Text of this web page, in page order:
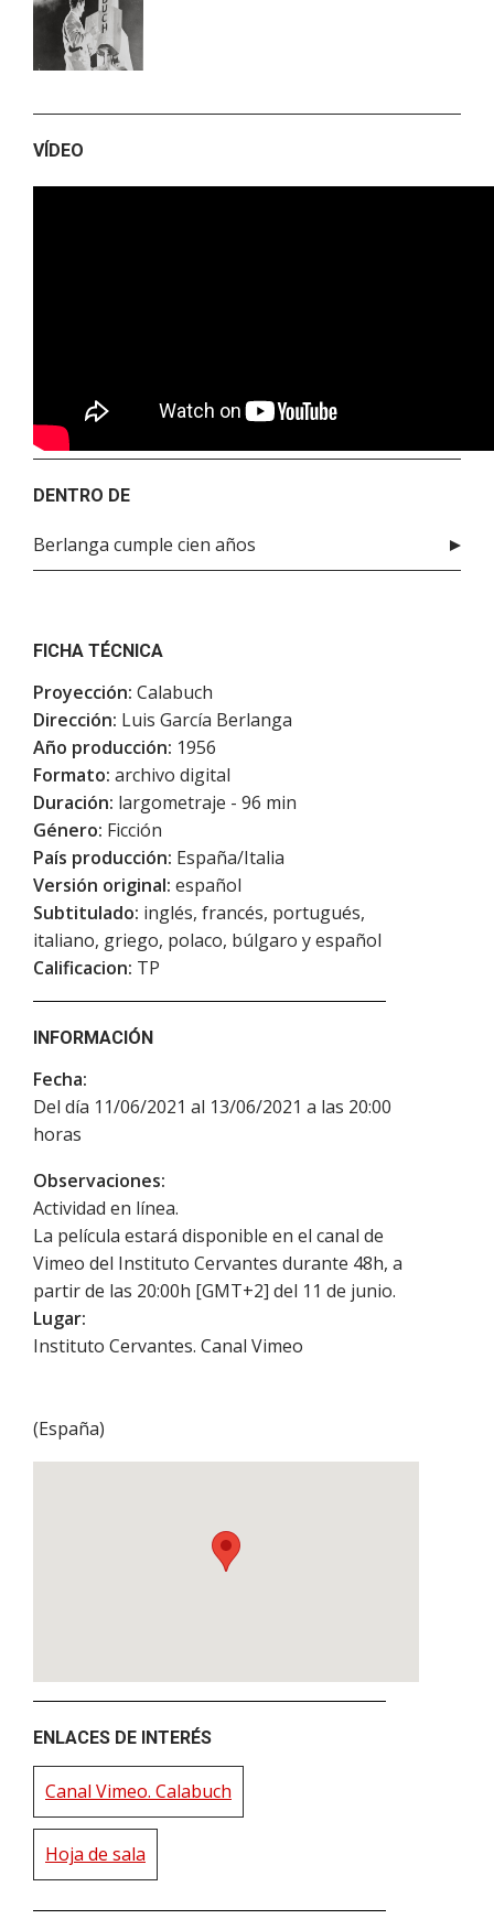
VÍDEO
DENTRO DE
Berlanga cumple cien años
FICHA TÉCNICA
Proyección: Calabuch
Dirección: Luis García Berlanga
Año producción: 1956
Formato: archivo digital
Duración: largometraje - 96 min
Género: Ficción
País producción: España/Italia
Versión original: español
Subtitulado: inglés, francés, portugués,
italiano, griego, polaco, búlgaro y español
Calificacion: TP
INFORMACIÓN
Fecha:
Del día 11/06/2021 al 13/06/2021 a las 20:00
horas
Observaciones:
Actividad en línea.
La película estará disponible en el canal de
Vimeo del Instituto Cervantes durante 48h, a
partir de las 20:00h [GMT+2] del 11 de junio.
Lugar:
Instituto Cervantes. Canal Vimeo
(España)
ENLACES DE INTERÉS
Canal Vimeo. Calabuch
Hoja de sala